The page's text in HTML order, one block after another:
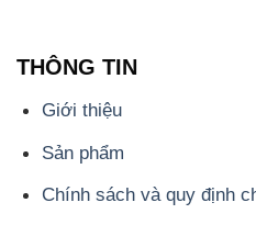
THÔNG TIN
Giới thiệu
Sản phẩm
Chính sách và quy định